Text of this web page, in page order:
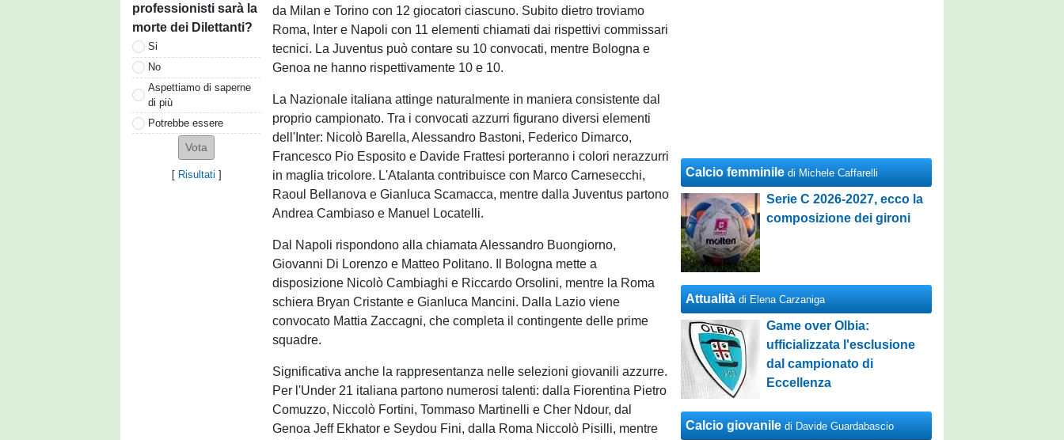
professionisti sarà la
morte dei Dilettanti?
Si
No
Aspettiamo di saperne
di più
Potrebbe essere
[ Risultati ]
da Milan e Torino con 12 giocatori ciascuno. Subito dietro troviamo
Roma, Inter e Napoli con 11 elementi chiamati dai rispettivi commissari
tecnici. La Juventus può contare su 10 convocati, mentre Bologna e
Genoa ne hanno rispettivamente 10 e 10.
La Nazionale italiana attinge naturalmente in maniera consistente dal
proprio campionato. Tra i convocati azzurri figurano diversi elementi
dell'Inter: Nicolò Barella, Alessandro Bastoni, Federico Dimarco,
Francesco Pio Esposito e Davide Frattesi porteranno i colori nerazzurri
in maglia tricolore. L'Atalanta contribuisce con Marco Carnesecchi,
Raoul Bellanova e Gianluca Scamacca, mentre dalla Juventus partono
Andrea Cambiaso e Manuel Locatelli.
Dal Napoli rispondono alla chiamata Alessandro Buongiorno,
Giovanni Di Lorenzo e Matteo Politano. Il Bologna mette a
disposizione Nicolò Cambiaghi e Riccardo Orsolini, mentre la Roma
schiera Bryan Cristante e Gianluca Mancini. Dalla Lazio viene
convocato Mattia Zaccagni, che completa il contingente delle prime
squadre.
Significativa anche la rappresentanza nelle selezioni giovanili azzurre.
Per l'Under 21 italiana partono numerosi talenti: dalla Fiorentina Pietro
Comuzzo, Niccolò Fortini, Tommaso Martinelli e Cher Ndour, dal
Genoa Jeff Ekhator e Seydou Fini, dalla Roma Niccolò Pisilli, mentre
Calcio femminile di Michele Caffarelli
Serie C 2026-2027, ecco la
composizione dei gironi
Attualità di Elena Carzaniga
Game over Olbia:
ufficializzata l'esclusione
dal campionato di
Eccellenza
Calcio giovanile di Davide Guardabascio